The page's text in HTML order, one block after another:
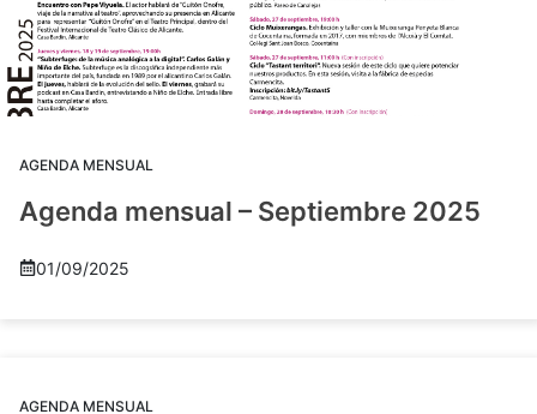
AGENDA MENSUAL
Agenda mensual – Septiembre 2025
01/09/2025
AGENDA MENSUAL